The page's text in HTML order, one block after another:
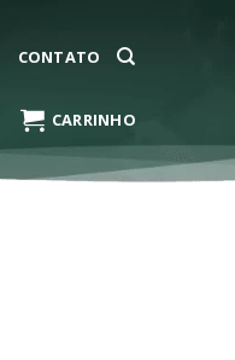
CONTATO
CARRINHO